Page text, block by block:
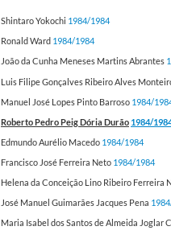
Shintaro Yokochi 1984/1984
Ronald Ward 1984/1984
João da Cunha Meneses Martins Abrantes
Luis Filipe Gonçalves Ribeiro Alves
Manuel José Lopes Pinto Barroso 1984/
Roberto Pedro Peig Dória Durão 1984/
Edmundo Aurélio Macedo 1984/1984
Francisco José Ferreira Neto 1984/1984
Helena da Conceição Lino Ribeiro Ferreira
José Manuel Guimarães Jacques Pena
Maria Isabel dos Santos de Almeida Joglar